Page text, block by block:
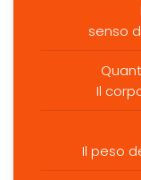
senso
Il
Il peso